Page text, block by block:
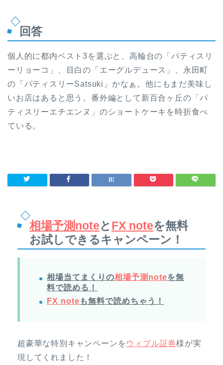
回答
個人的に都内ベスト3を選ぶと、高輪台の「パティスリ
ーリョーコ」、目白の「エーグルデュース」、永田町
の「パティスリーSatsuki」かなぁ。他にもまだ美味し
いお店はあると思う。番外編として新百合ヶ丘の「パ
ティスリーエチエンヌ」のショートケーキを時折食べ
ている。
相場予測noteとFX noteを無料
お試しできるキャンペーン！
相場当てまくりの相場予測noteを無
料で読める！
FX note も無料で読めちゃう！
超豪華な特別キャンペーンを ウィブル証券様が実
現してくれました！